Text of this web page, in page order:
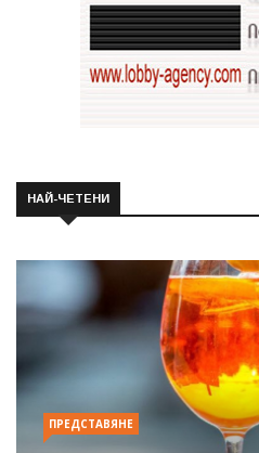
НАЙ-ЧЕТЕНИ
ПРЕДСТАВЯНЕ